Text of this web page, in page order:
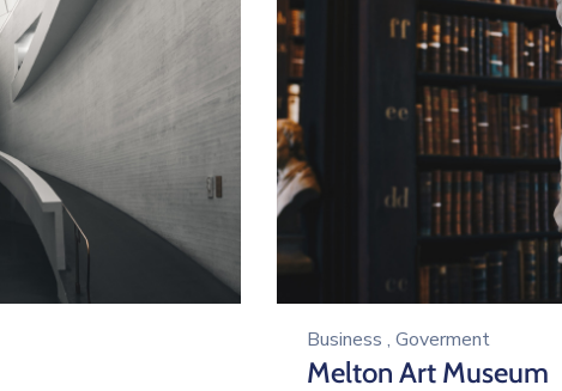
Business , Goverment
Melton Art Museum